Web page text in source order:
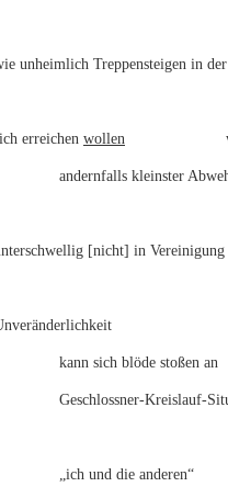
unheimlich Treppensteigen in
erreichen wollen was
andernfalls kleinster
[nicht] in Vereinigung
kann sich blöde stoßen an
Geschlossner-Kreislauf-
„ich und die anderen“